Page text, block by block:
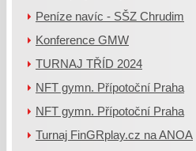
Peníze navíc - SŠZ Chrudim
Konference GMW
TURNAJ TŘÍD 2024
NFT gymn. Přípotoční Praha
NFT gymn. Přípotoční Praha
Turnaj FinGRplay.cz na ANOA